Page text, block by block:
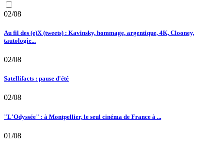
02/08
Au fil des (e)X (tweets) : Kavinsky, hommage, argentique, 4K, Clooney,
tautologie...
02/08
Satellifacts : pause d'été
02/08
"L'Odyssée" : à Montpellier, le seul cinéma de France à ...
01/08